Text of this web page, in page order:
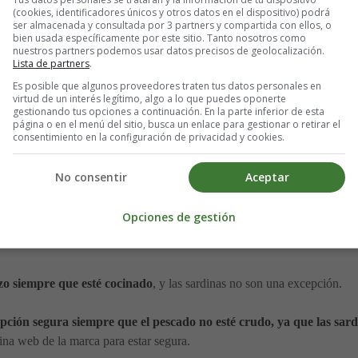
y pueden ser lo mejor de ambos mundos , ya que se
del grupo B, hierro y potasio.
el Programa Nacional de Toxicología de EE.UU. expresó cierta
niños a las exposiciones humanas actuales después de comer
importante por la exposición al BPA, ya que un estudio demostró
orina a las 24 horas de su consumo.
durante el embarazo?
siempre que esté cocinado, y las sardinas no son una excepción.
segura siempre que el pescado no esté crudo, ya que las
web de la marca para estar segura.
(cookies, identificadores únicos y otros datos en el dispositivo) podrá
ser almacenada y consultada por 3 partners y compartida con ellos, o
bien usada específicamente por este sitio. Tanto nosotros como
nuestros partners podemos usar datos precisos de geolocalización.
Lista de partners.
Es posible que algunos proveedores traten tus datos personales en
virtud de un interés legítimo, algo a lo que puedes oponerte
gestionando tus opciones a continuación. En la parte inferior de esta
página o en el menú del sitio, busca un enlace para gestionar o retirar el
consentimiento en la configuración de privacidad y cookies.
Aceptar
No consentir
Opciones de gestión